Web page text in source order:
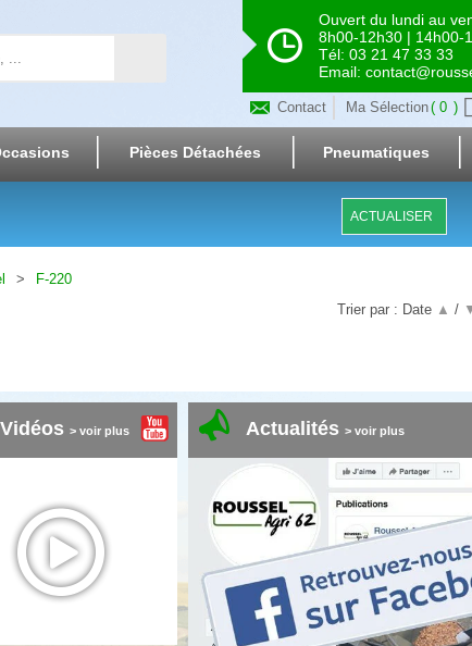
Ouvert du lundi au
8h00-12h30 | 14h00-
Tél: 03 21 47 33 33
Email:
Contact Ma Sélection 0
Pièces Détachées Pneumatiques
ACTUALISER
F-220
Trier par : Date ▲ /
Vidéos > voir plus Actualités > voir plus